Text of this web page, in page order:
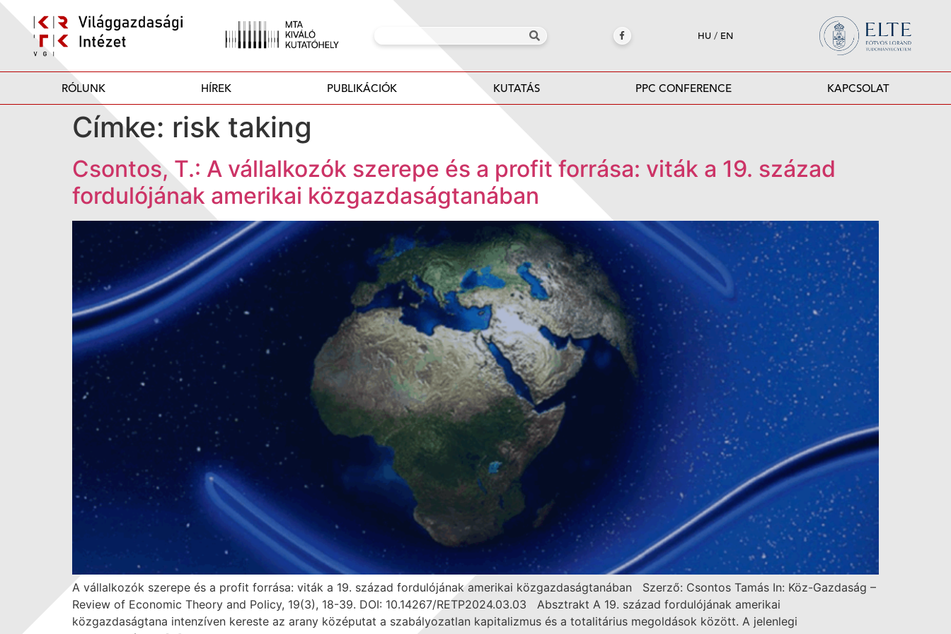
HU / EN
RÓLUNK HÍREK PUBLIKÁCIÓK KUTATÁS PPC CONFERENCE KAPCSOLAT
Címke: risk taking
Csontos, T.: A vállalkozók szerepe és a profit forrása: viták a 19. század
fordulójának amerikai közgazdaságtanában
A vállalkozók szerepe és a profit forrása: viták a 19. század fordulójának amerikai közgazdaságtanában Szerző: Csontos Tamás In: Köz-Gazdaság –
Review of Economic Theory and Policy, 19(3), 18-39. DOI: 10.14267/RETP2024.03.03 Absztrakt A 19. század fordulójának amerikai
közgazdaságtana intenzíven kereste az arany középutat a szabályozatlan kapitalizmus és a totalitárius megoldások között. A jelenlegi